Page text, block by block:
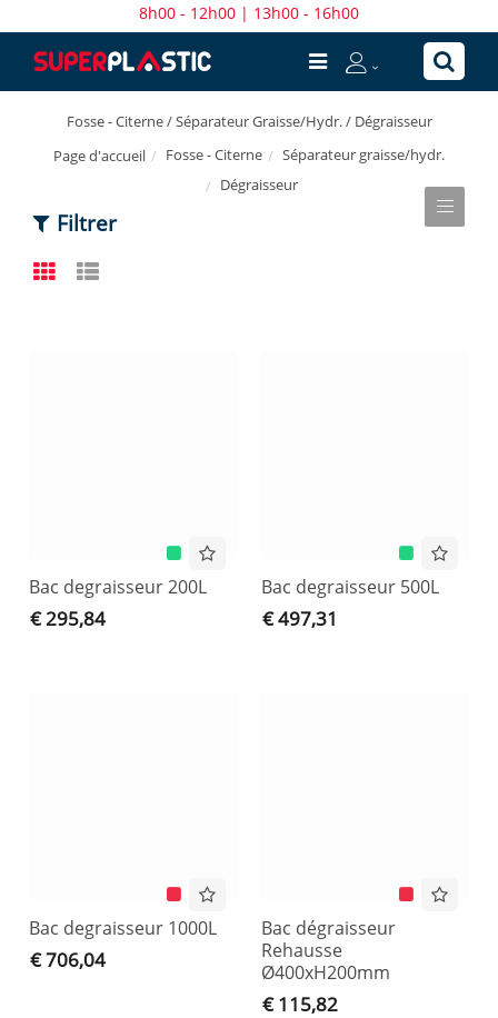
8h00 - 12h00 | 13h00 - 16h00
Fosse - Citerne / Séparateur Graisse/Hydr. / Dégraisseur
Page d'accueil
Fosse - Citerne
Séparateur graisse/hydr.
Dégraisseur
Filtrer
Bac degraisseur 200L
€ 295,84
Bac degraisseur 500L
€ 497,31
Bac degraisseur 1000L
€ 706,04
Bac dégraisseur
Rehausse
Ø400xH200mm
€ 115,82